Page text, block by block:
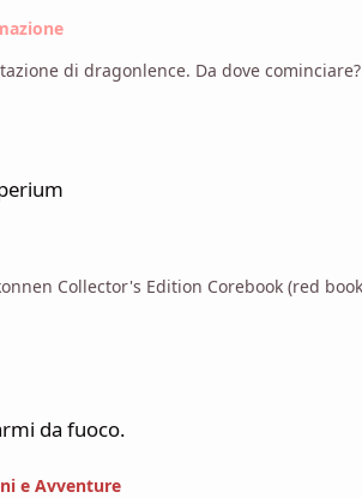
Da lettore fantasy da 15 anni non ho mai letto un romanzo con l'ambientazione di dragonlence. Da dove cominciare?
da fuoco.
e Avventure